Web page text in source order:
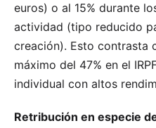
euros) o al 15% durante
actividad (tipo reducido
creación). Esto contrasta
máximo del 47% en el
individual con altos
Retribución en especie